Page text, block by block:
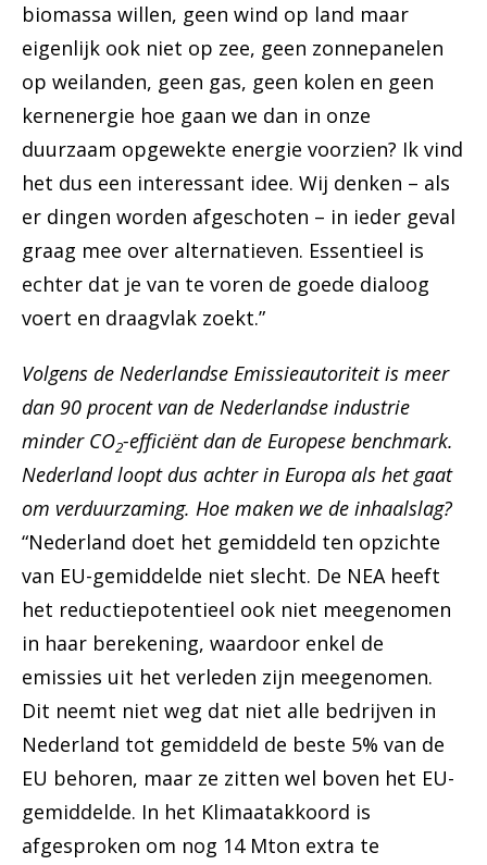
biomassa willen, geen wind op land maar
eigenlijk ook niet op zee, geen zonnepanelen
op weilanden, geen gas, geen kolen en geen
kernenergie hoe gaan we dan in onze
duurzaam opgewekte energie voorzien? Ik vind
het dus een interessant idee. Wij denken – als
er dingen worden afgeschoten – in ieder geval
graag mee over alternatieven. Essentieel is
echter dat je van te voren de goede dialoog
voert en draagvlak zoekt.”
Volgens de Nederlandse Emissieautoriteit is meer
dan 90 procent van de Nederlandse industrie
minder CO2-efficiënt dan de Europese benchmark.
Nederland loopt dus achter in Europa als het gaat
om verduurzaming. Hoe maken we de inhaalslag?
“Nederland doet het gemiddeld ten opzichte
van EU-gemiddelde niet slecht. De NEA heeft
het reductiepotentieel ook niet meegenomen
in haar berekening, waardoor enkel de
emissies uit het verleden zijn meegenomen.
Dit neemt niet weg dat niet alle bedrijven in
Nederland tot gemiddeld de beste 5% van de
EU behoren, maar ze zitten wel boven het EU-
gemiddelde. In het Klimaatakkoord is
afgesproken om nog 14 Mton extra te